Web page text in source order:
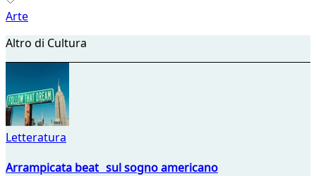
Arte
Altro di Cultura
Letteratura
Arrampicata beat sul sogno americano